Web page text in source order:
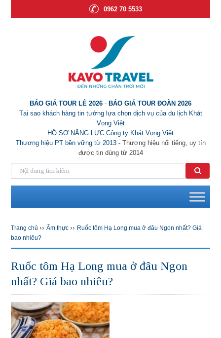
0962 70 5533
BÁO GIÁ TOUR LẺ 2026 - BÁO GIÁ TOUR ĐOÀN 2026
Tại sao khách hàng tin tưởng lựa chọn dịch vụ của du lịch Khát
Vọng Việt
HỒ SƠ NĂNG LỰC Công ty Khát Vọng Việt
Thương hiệu PT bền vững từ 2013- Thương hiệu nổi tiếng, uy tín
được tin dùng từ 2014
Trang chủ ››Ẩm thực ›› Ruốc tôm Hạ Long mua ở đâu Ngon nhất? Giá
bao nhiêu?
Ruốc tôm Hạ Long mua ở đâu Ngon
nhất? Giá bao nhiêu?